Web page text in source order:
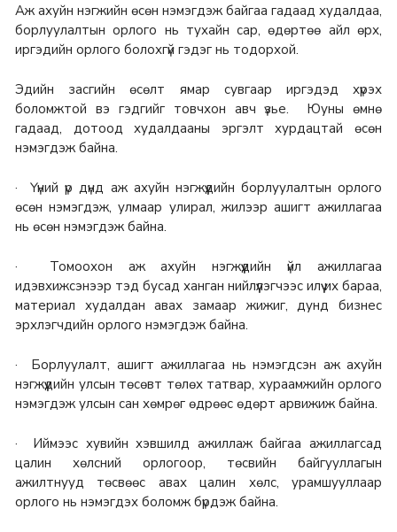
Аж ахуйн нэгжийн өсөн нэмэгдэж байгаа гадаад худалдаа,
борлуулалтын орлого нь тухайн сар, өдөртөө айл өрх,
иргэдийн орлого болохгүй гэдэг нь тодорхой.
Эдийн засгийн өсөлт ямар сувгаар иргэдэд хүрэх
боломжтой вэ гэдгийг товчхон авч үзье. Юуны өмнө
гадаад, дотоод худалдааны эргэлт хурдацтай өсөн
нэмэгдэж байна.
· Үүний үр дүнд аж ахуйн нэгжүүдийн борлуулалтын орлого
өсөн нэмэгдэж, улмаар улирал, жилээр ашигт ажиллагаа
нь өсөн нэмэгдэж байна.
· Томоохон аж ахуйн нэгжүүдийн үйл ажиллагаа
идэвхижсэнээр тэд бусад ханган нийлүүлэгчээс илүү их бараа,
материал худалдан авах замаар жижиг, дунд бизнес
эрхлэгчдийн орлого нэмэгдэж байна.
· Борлуулалт, ашигт ажиллагаа нь нэмэгдсэн аж ахуйн
нэгжүүдийн улсын төсөвт төлөх татвар, хураамжийн орлого
нэмэгдэж улсын сан хөмрөг өдрөөс өдөрт арвижиж байна.
· Иймээс хувийн хэвшилд ажиллаж байгаа ажиллагсад
цалин хөлсний орлогоор, төсвийн байгууллагын
ажилтнууд төсвөөс авах цалин хөлс, урамшууллаар
орлого нь нэмэгдэх боломж бүрдэж байна.